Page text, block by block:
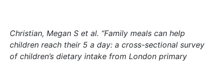
Christian, Megan S et al. “Family meals can help
children reach their 5 a day: a cross-sectional survey
of children’s dietary intake from London primary